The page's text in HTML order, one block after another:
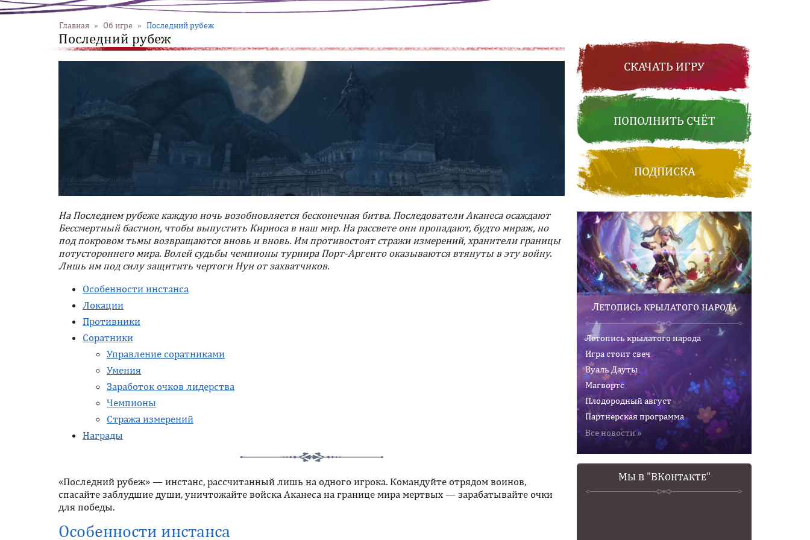
Главная » Об игре » Последний рубеж
Последний рубеж
На Последнем рубеже каждую ночь возобновляется бесконечная битва. Последователи Аканеса осаждают
Бессмертный бастион, чтобы выпустить Кириоса в наш мир. На рассвете они пропадают, будто мираж, но
под покровом тьмы возвращаются вновь и вновь. Им противостоят стражи измерений, хранители границы
потустороннего мира. Волей судьбы чемпионы турнира Порт-Аргенто оказываются втянуты в эту войну.
Лишь им под силу защитить чертоги Нуи от захватчиков.
Особенности инстанса
Локации
Противники
Соратники
Управление соратниками
Умения
Заработок очков лидерства
Чемпионы
Стража измерений
Награды
«Последний рубеж» — инстанс, рассчитанный лишь на одного игрока. Командуйте отрядом воинов,
спасайте заблудшие души, уничтожайте войска Аканеса на границе мира мертвых — зарабатывайте очки
для победы.
Особенности инстанса
СКАЧАТЬ ИГРУ
ПОПОЛНИТЬ СЧЁТ
ПОДПИСКА
Летопись крылатого народа
Летопись крылатого народа
Игра стоит свеч
Вуаль Дауты
Магвортс
Плодородный август
Партнерская программа
Все новости »
Мы в "ВКонтакте"